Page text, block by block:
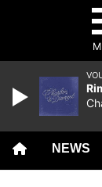
NEWS